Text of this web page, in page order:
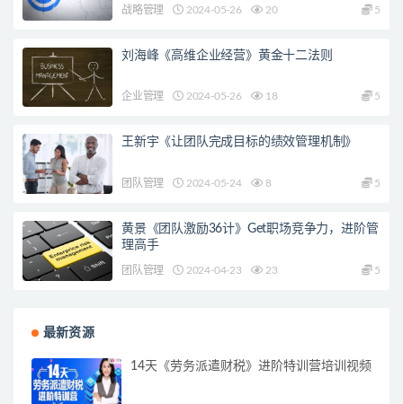
战略管理 2024-05-26 20 5
刘海峰《高维企业经营》黄金十二法则
企业管理 2024-05-26 18 5
王新宇《让团队完成目标的绩效管理机制》
团队管理 2024-05-24 8 5
黄景《团队激励36计》Get职场竞争力，进阶管
理高手
团队管理 2024-04-23 23 5
最新资源
14天《劳务派遣财税》进阶特训营培训视频